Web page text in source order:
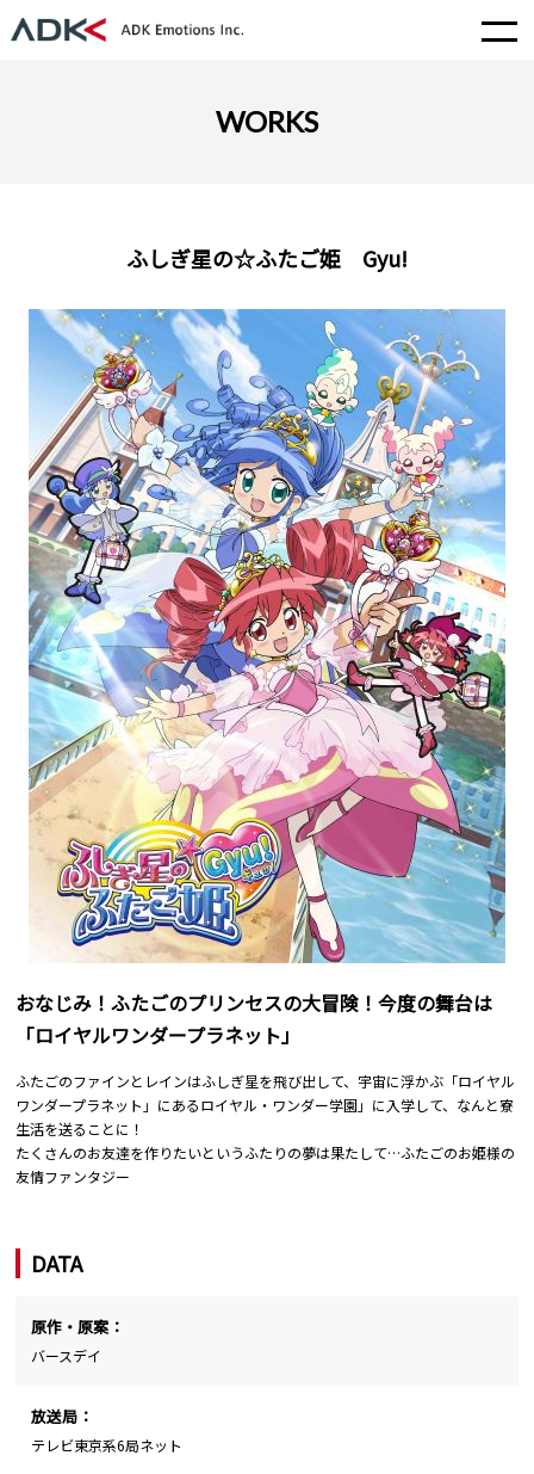
WORKS
ふしぎ星の☆ふたご姫 Gyu!
おなじみ！ふたごのプリンセスの大冒険！今度の舞台は
「ロイヤルワンダープラネット」
ふたごのファインとレインはふしぎ星を飛び出して、宇宙に浮かぶ「ロイヤル
ワンダープラネット」にあるロイヤル・ワンダー学園」に入学して、なんと寮
生活を送ることに！
たくさんのお友達を作りたいというふたりの夢は果たして…ふたごのお姫様の
友情ファンタジー
DATA
原作・原案：
バースデイ
放送局：
テレビ東京系6局ネット